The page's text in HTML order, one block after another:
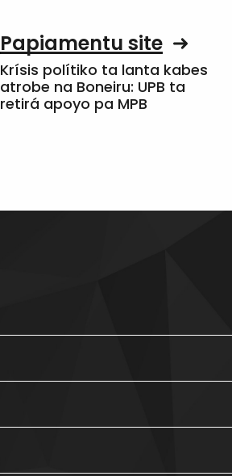
Papiamentu site
Krísis polítiko ta lanta kabes
atrobe na Boneiru: UPB ta
retirá apoyo pa MPB